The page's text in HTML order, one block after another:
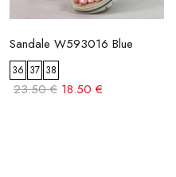
Sandale W593016 Blue
36 37 38
23.50 € 18.50 €